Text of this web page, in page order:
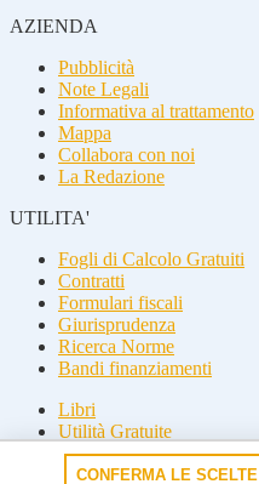
AZIENDA
Pubblicità
Note Legali
Informativa al trattamento
Mappa
Collabora con noi
La Redazione
UTILITA'
Fogli di Calcolo Gratuiti
Contratti
Formulari fiscali
Giurisprudenza
Ricerca Norme
Bandi finanziamenti
Libri
Utilità Gratuite
Guide fiscali
CONFERMA LE SCELTE